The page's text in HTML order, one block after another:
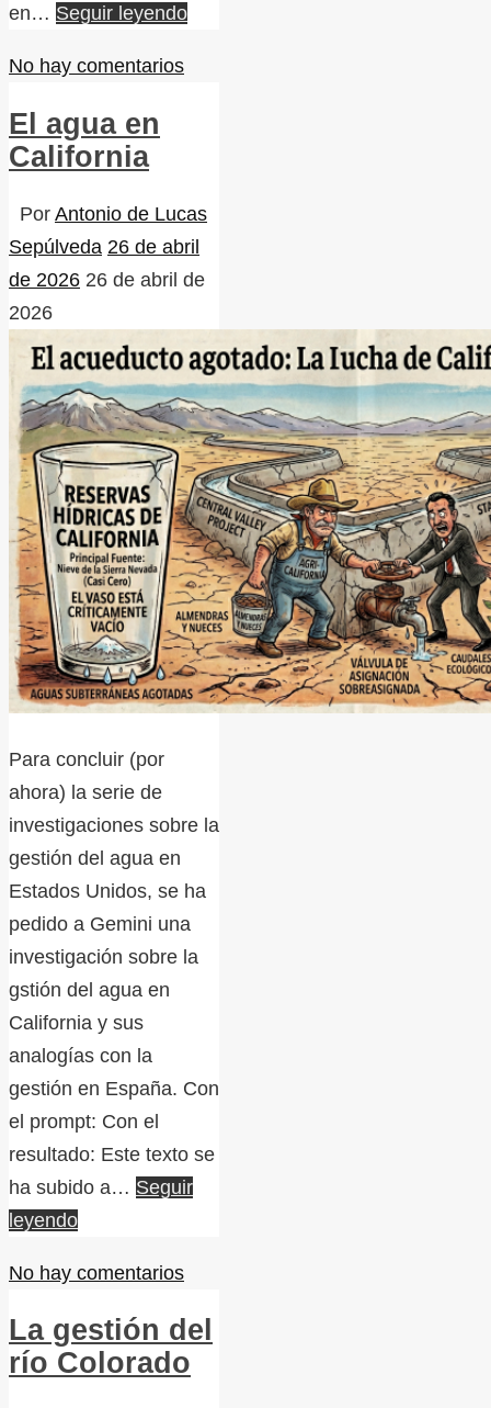
en… Seguir leyendo
No hay comentarios
El agua en
California
Por Antonio de Lucas
Sepúlveda 26 de abril
de 2026 26 de abril de
2026
Para concluir (por
ahora) la serie de
investigaciones sobre la
gestión del agua en
Estados Unidos, se ha
pedido a Gemini una
investigación sobre la
gstión del agua en
California y sus
analogías con la
gestión en España. Con
el prompt: Con el
resultado: Este texto se
ha subido a… Seguir
leyendo
No hay comentarios
La gestión del
río Colorado